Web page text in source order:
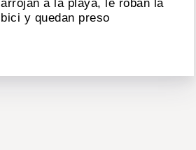
arrojan a la playa, le roban la
bici y quedan preso